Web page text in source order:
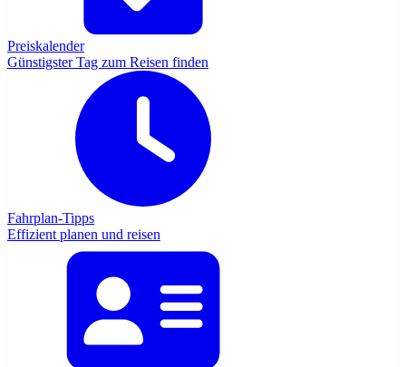
Preiskalender
Günstigster Tag zum Reisen finden
Fahrplan-Tipps
Effizient planen und reisen